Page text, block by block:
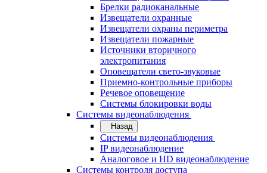
Брелки радиоканальные
Извещатели охранные
Извещатели охраны периметра
Извещатели пожарные
Источники вторичного
электропитания
Оповещатели свето-звуковые
Приемно-контрольные приборы
Речевое оповещение
Системы блокировки воды
Системы видеонаблюдения
Назад
Системы видеонаблюдения
IP видеонаблюдение
Аналоговое и HD видеонаблюдение
Системы контроля доступа